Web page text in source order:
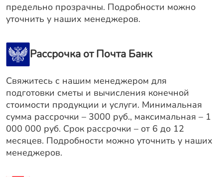
предельно прозрачны. Подробности можно
уточнить у наших менеджеров.
Рассрочка от Почта Банк
Свяжитесь с нашим менеджером для
подготовки сметы и вычисления конечной
стоимости продукции и услуги. Минимальная
сумма рассрочки – 3000 руб., максимальная – 1
000 000 руб. Срок рассрочки – от 6 до 12
месяцев. Подробности можно уточнить у наших
менеджеров.